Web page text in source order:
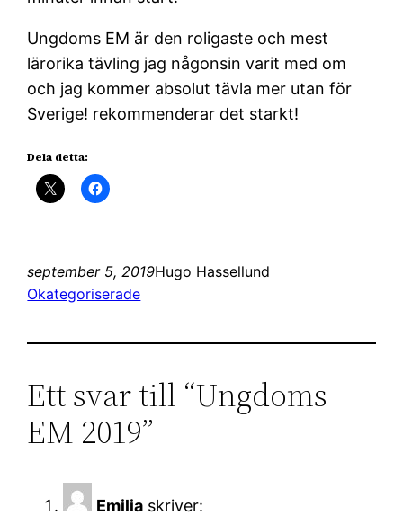
Ungdoms EM är den roligaste och mest
lärorika tävling jag någonsin varit med om
och jag kommer absolut tävla mer utan för
Sverige! rekommenderar det starkt!
Dela detta:
september 5, 2019Hugo Hassellund
Okategoriserade
Ett svar till “Ungdoms
EM 2019”
Emilia skriver: